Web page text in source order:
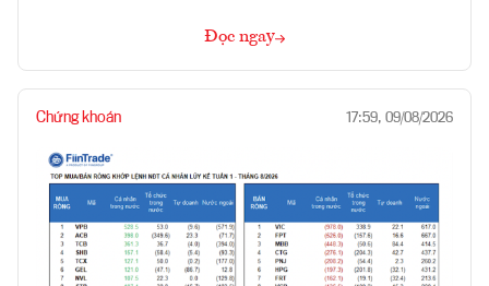
Đọc ngay
Chứng khoán 17:59, 09/08/2026